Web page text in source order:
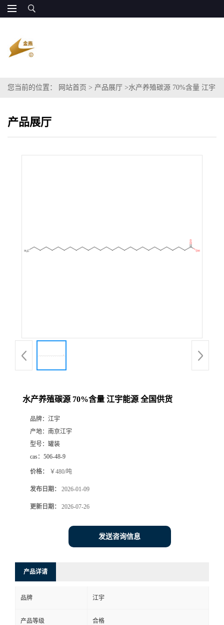
您当前的位置： 网站首页 > 产品展厅 >水产养殖碳源 70%含量 江宇
产品展厅
水产养殖碳源 70%含量 江宇能源 全国供货
品牌： 江宇
产地： 南京江宇
型号： 罐装
cas： 506-48-9
价格： ￥480/吨
发布日期： 2026-01-09
更新日期： 2026-07-26
发送咨询信息
产品详请
品牌 江宇
产品等级 合格